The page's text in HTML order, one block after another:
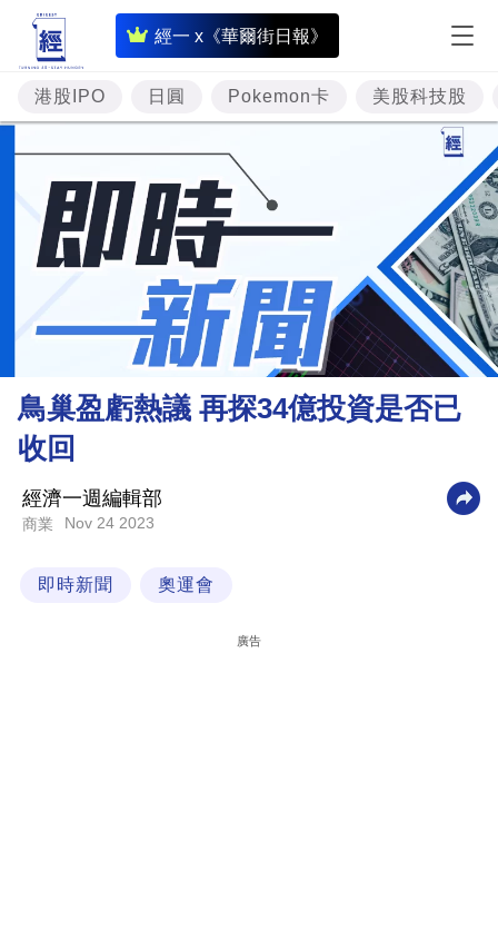
經一 x《華爾街日報》
即
時
財
經
專
題
投
資
樓
市
財
業
科
港股IPO 日圓 Pokemon卡 美股科技股
鳥巢盈虧熱議 再探34億投資是否已
收回
經濟一週編輯部
商業 Nov 24 2023
即時新聞 奧運會
廣告